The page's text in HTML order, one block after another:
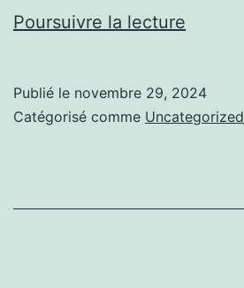
Poursuivre la lecture
se
Publié le novembre 29, 2024
Catégorisé comme Uncategorized